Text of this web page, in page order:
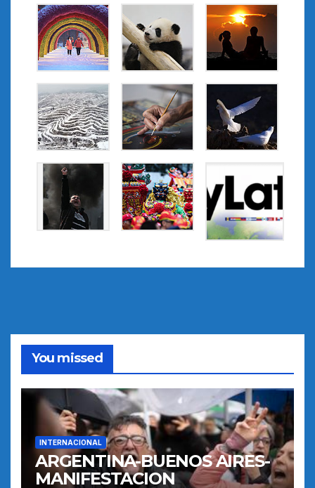
You missed
INTERNACIONAL
ARGENTINA-BUENOS AIRES-
MANIFESTACION